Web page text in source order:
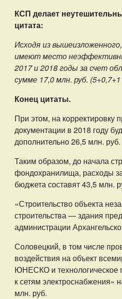
КСП делает
цитата:
Исходя из
имеют место
2017 и 2018 годы за счет
сумме 17,0 млн. руб.
Конец цитаты.
При этом, на корректировку
документации в 2018 году
дополнительно 26,5 млн. руб.
Таким образом, до начала
фондохранилища, расходы
бюджета составят 43,5 млн.
«Строительство объекта
строительства — здания
администрации
Соловецкий, в том числе
воздействия на объект
ЮНЕСКО и технологическое
к сетям электроснабжения»
млн. руб.